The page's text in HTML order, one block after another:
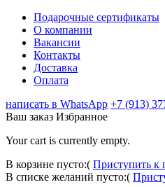
Подарочные сертификаты
О компании
Вакансии
Контакты
Доставка
Оплата
написать в WhatsApp +7 (913)
Ваш заказ Избранное
Your cart is currently empty.
В корзине пусто:( Приступить к
В списке желаний пусто:(